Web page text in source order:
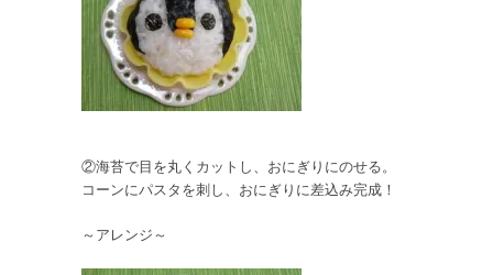
②海苔で目を丸くカットし、おにぎりにのせる。
コーンにパスタを刺し、おにぎりに差込み完成！
～アレンジ～